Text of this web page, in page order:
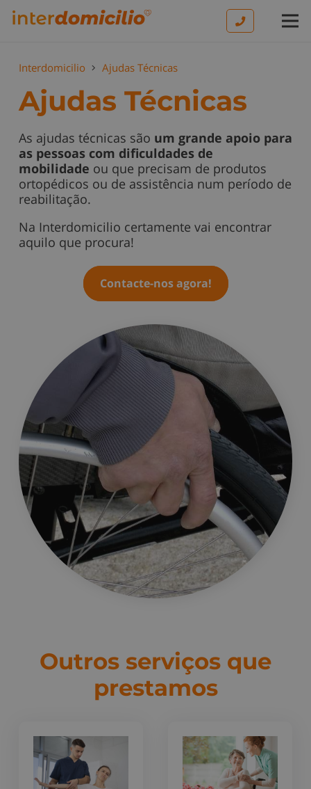
Interdomicilio Ajudas Técnicas
Ajudas Técnicas
As ajudas técnicas são um grande apoio para
as pessoas com dificuldades de
mobilidade ou que precisam de produtos
ortopédicos ou de assistência num período de
reabilitação.
Na Interdomicilio certamente vai encontrar
aquilo que procura!
Contacte-nos agora!
Outros serviços que
prestamos